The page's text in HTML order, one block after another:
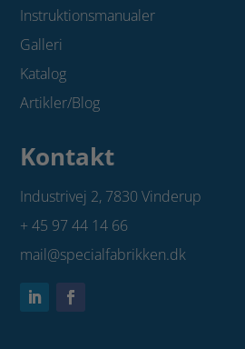
Instruktionsmanualer
Galleri
Katalog
Artikler/Blog
Kontakt
Industrivej 2, 7830 Vinderup
+ 45 97 44 14 66
mail@specialfabrikken.dk